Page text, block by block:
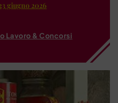
giugno 2026
Lavoro & Concorsi